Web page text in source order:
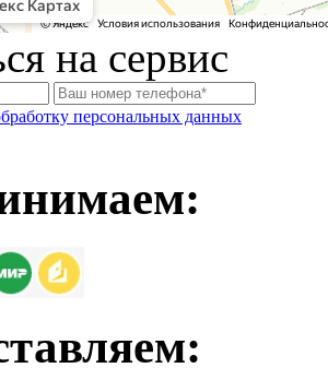
на сервис
персональных данных